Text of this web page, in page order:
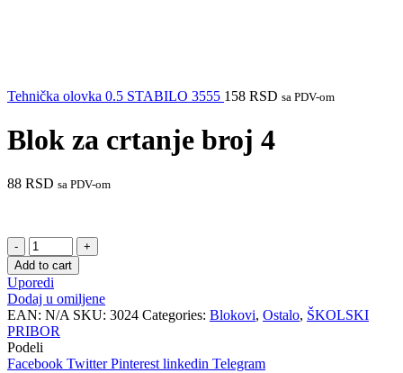
Tehnička olovka 0.5 STABILO 3555 158 RSD sa PDV-om
Blok za crtanje broj 4
88 RSD sa PDV-om
Blok
za
crtanje
broj
4
quantity
Add to cart
Uporedi
Dodaj u omiljene
EAN: N/A SKU: 3024 Categories: Blokovi, Ostalo, ŠKOLSKI
PRIBOR
Podeli
Facebook Twitter Pinterest linkedin Telegram